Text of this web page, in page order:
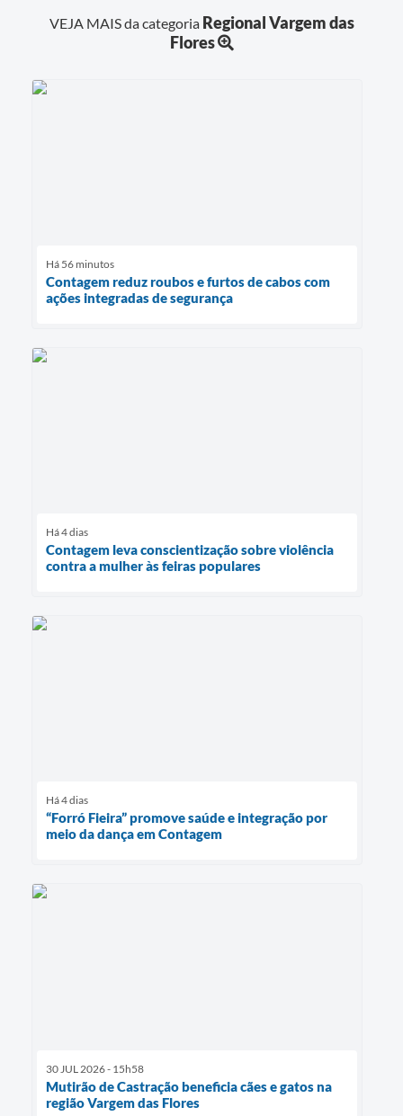
VEJA MAIS da categoria Regional Vargem das
Flores
Há 56 minutos
Contagem reduz roubos e furtos de cabos com
ações integradas de segurança
Há 4 dias
Contagem leva conscientização sobre violência
contra a mulher às feiras populares
Há 4 dias
“Forró Fieira” promove saúde e integração por
meio da dança em Contagem
30 JUL 2026 - 15h58
Mutirão de Castração beneficia cães e gatos na
região Vargem das Flores